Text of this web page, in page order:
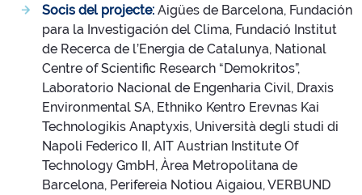
Socis del projecte: Aigües de Barcelona, Fundación
para la Investigación del Clima, Fundació Institut
de Recerca de l’Energia de Catalunya, National
Centre of Scientific Research “Demokritos”,
Laboratorio Nacional de Engenharia Civil, Draxis
Environmental SA, Ethniko Kentro Erevnas Kai
Technologikis Anaptyxis, Università degli studi di
Napoli Federico II, AIT Austrian Institute Of
Technology GmbH, Àrea Metropolitana de
Barcelona, Perifereia Notiou Aigaiou, VERBUND